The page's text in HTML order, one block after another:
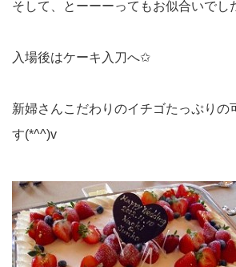
そして、とーーーってもお似合いで
入場後はケーキ入刀へ✩
新婦さんこだわりのイチゴたっぷりの
す(*^^)v